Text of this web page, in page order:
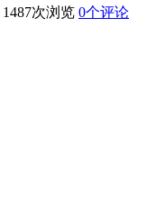
1487次浏览 0个评论